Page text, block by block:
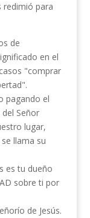
redimió para
de
en el
"comprar
pagando el
Señor
lugar,
llama su
es tu dueño
sobre ti por
de Jesús.